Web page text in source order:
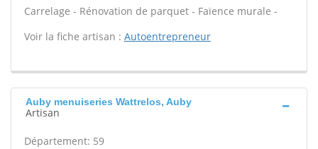
Carrelage - Rénovation de parquet - Faïence murale -
Voir la fiche artisan : Autoentrepreneur
Auby menuiseries Wattrelos, Auby
Artisan
Département: 59